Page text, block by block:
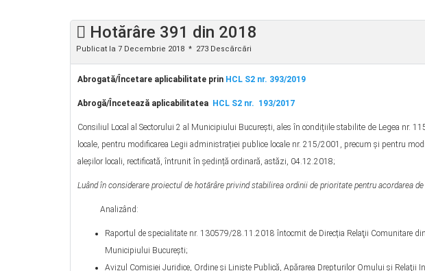
Hotărâre 391 din 2018
Publicat la 7 Decembrie 2018 273 Descărcări
Abrogată/Încetare aplicabilitate prin HCL S2 nr. 393/2019
Abrogă/Încetează aplicabilitatea HCL S2 nr. 193/2017
Consiliul Local al Sectorului 2 al Municipiului București, ales în condițiile stabilite de Legea nr.
locale, pentru modificarea Legii administrației publice locale nr. 215/2001, precum şi pentru
aleșilor locali, rectificată, întrunit în ședință ordinară, astăzi, 04.12.2018;
Luând în considerare proiectul de hotărâre privind stabilirea ordinii de prioritate pentru acordarea
Analizând:
Raportul de specialitate nr. 130579/28.11.2018 întocmit de Direcția Relaţii Comunitare
Municipiului București;
Avizul Comisiei Juridice, Ordine şi Linişte Publică, Apărarea Drepturilor Omului şi Relaţii